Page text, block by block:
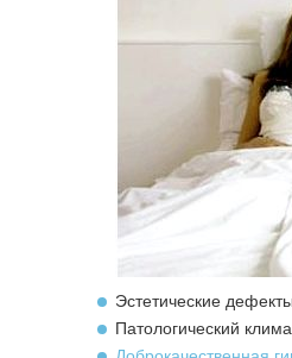
Эстетические
Патологический